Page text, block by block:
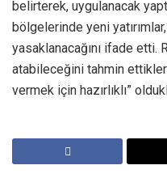
belirterek, uygulanacak
bölgelerinde yeni
yasaklanacağını ifade etti.
atabileceğini tahmin
vermek için hazırlıklı”